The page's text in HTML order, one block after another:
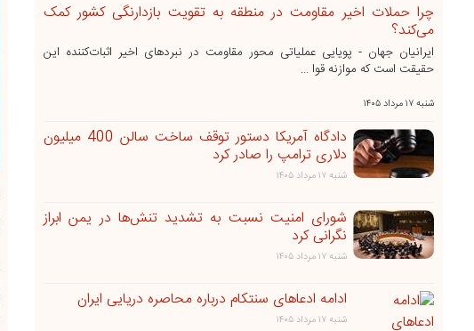
چرا حملات اخیر مقاومت در منطقه به تقویت بازدارنگی کشور کمک
می‌کند؟
ایرانیان جهان - پویایی عملیاتی محور مقاومت در نبردهای اخیر اثبات‌کننده این
حقیقت است که موازنه قوا ...
شنبه ۱۷ مرداد ۱۴۰۵
دادگاه آمریکا دستور توقف ساخت سالن 400 میلیون
دلاری ترامپ را صادر کرد
شنبه ۱۷ مرداد ۱۴۰۵
شورای امنیت نسبت به تشدید تنش‌ها در یمن ابراز
نگرانی کرد
شنبه ۱۷ مرداد ۱۴۰۵
ادامه ادعاهای سنتکام درباره محاصره دریایی ایران
شنبه ۱۷ مرداد ۱۴۰۵